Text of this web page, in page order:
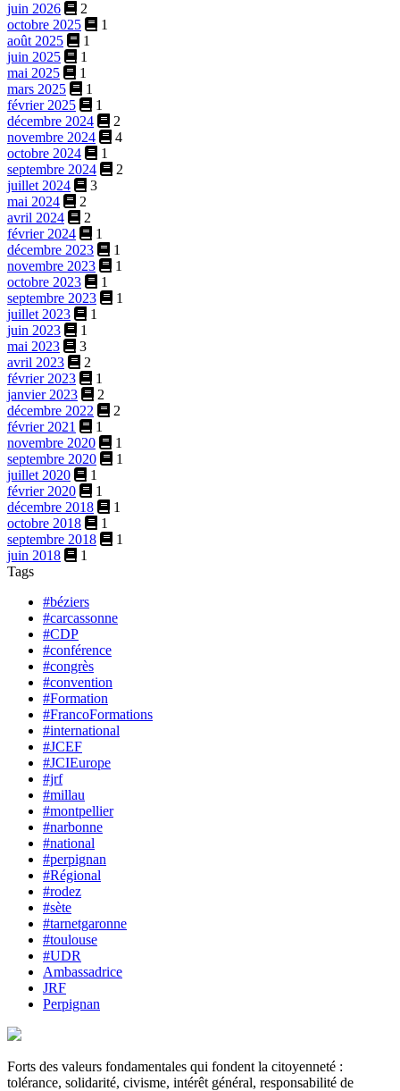
juin 2026
2
octobre 2025
1
août 2025
1
juin 2025
1
mai 2025
1
mars 2025
1
février 2025
1
décembre 2024
2
novembre 2024
4
octobre 2024
1
septembre 2024
2
juillet 2024
3
mai 2024
2
avril 2024
2
février 2024
1
décembre 2023
1
novembre 2023
1
octobre 2023
1
septembre 2023
1
juillet 2023
1
juin 2023
1
mai 2023
3
avril 2023
2
février 2023
1
janvier 2023
2
décembre 2022
2
février 2021
1
novembre 2020
1
septembre 2020
1
juillet 2020
1
février 2020
1
décembre 2018
1
octobre 2018
1
septembre 2018
1
juin 2018
1
Tags
#béziers
#carcassonne
#CDP
#conférence
#congrès
#convention
#Formation
#FrancoFormations
#international
#JCEF
#JCIEurope
#jrf
#millau
#montpellier
#narbonne
#national
#perpignan
#Régional
#rodez
#sète
#tarnetgaronne
#toulouse
#UDR
Ambassadrice
JRF
Perpignan
Forts des valeurs fondamentales qui fondent la citoyenneté :
tolérance, solidarité, civisme, intérêt général, responsabilité de